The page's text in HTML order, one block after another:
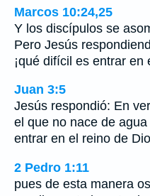
Marcos 10:24,25
Y los discípulos se
Pero Jesús
¡qué difícil es entrar
Juan 3:5
Jesús respondió: En
el que no nace de
entrar en el reino de
2 Pedro 1:11
pues de esta manera